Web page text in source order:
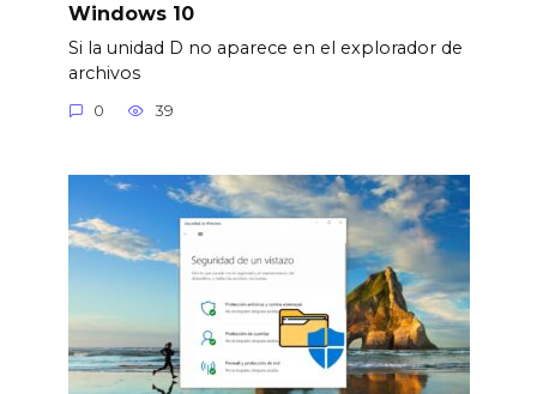
Windows 10
Si la unidad D no aparece en el explorador de
archivos
0 39